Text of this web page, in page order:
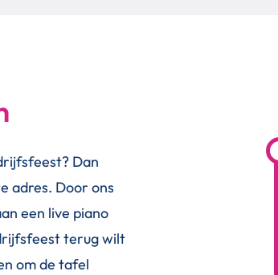
Dan
adres. Door ons
een live piano
terug wilt
om de tafel